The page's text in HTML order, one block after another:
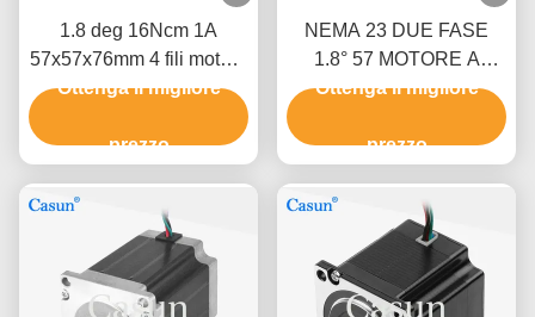
1.8 deg 16Ncm 1A
57x57x76mm 4 fili motore
passo Nema 23 per
Ottenga il migliore
prezzo
NEMA 23 DUE FASE
1.8° 57 MOTORE A
PASSO 54MM CORPO
Ottenga il migliore
prezzo